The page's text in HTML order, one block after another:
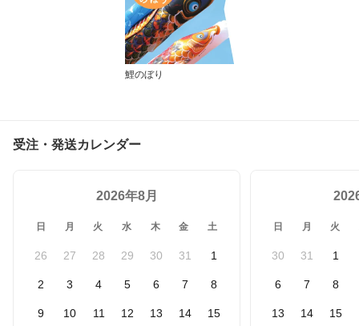
鯉のぼり
受注・発送カレンダー
2026年8月
日 月 火 水 木 金 土
26 27 28 29 30 31 1
2 3 4 5 6 7 8
9 10 11 12 13 14 15
日 月 火
30 31 1
6 7 8
13 14 15